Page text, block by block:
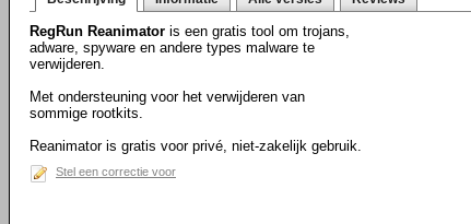
RegRun Reanimator is een gratis tool om trojans,
adware, spyware en andere types malware te
verwijderen.
Met ondersteuning voor het verwijderen van
sommige rootkits.
Reanimator is gratis voor privé, niet-zakelijk gebruik.
Stel een correctie voor